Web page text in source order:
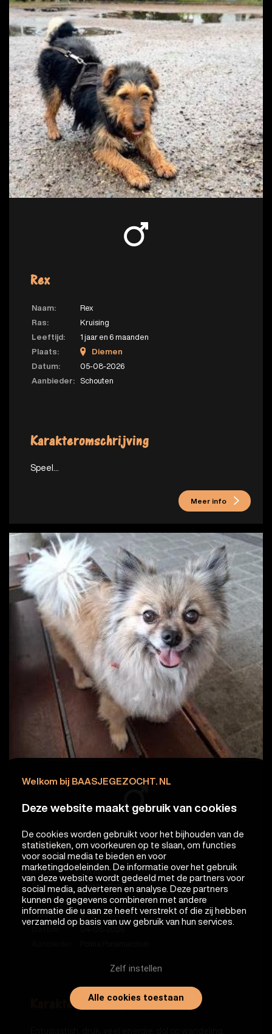
Welkom bij BAASJEGEZOCHT. NL
Deze website maakt gebruik van cookies
De cookies worden gebruikt voor het bijhouden van de
statistieken, om voorkeuren op te slaan, om functies
voor social media te bieden en voor
marketingdoeleinden. De informatie over het gebruik
van deze website wordt gedeeld met de partners voor
social media, adverteren en analyse. Deze partners
kunnen de gegevens combineren met andere
informatie die u aan ze heeft verstrekt of die zij hebben
verzameld op basis van uw gebruik van hun services.
Zelf instellen
Alle cookies toestaan
Rex
Naam:
Rex
Ras:
Kruising
Leeftijd:
1 jaar en 6 maanden
Plaats:
Diemen
Datum:
05-08-2026
Aanbieder:
Schouten
Karakteromschrijving
Speel...
Meer info
Jacky
Naam:
Jacky
Ras:
Pomeraniaan
Leeftijd:
5 jaar
Plaats:
Ermelo
Karakteromschrijving